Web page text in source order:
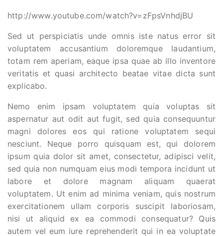
http://www.youtube.com/watch?v=zFpsVnhdjBU
Sed ut perspiciatis unde omnis iste natus error sit
voluptatem accusantium doloremque laudantium,
totam rem aperiam, eaque ipsa quae ab illo inventore
veritatis et quasi architecto beatae vitae dicta sunt
explicabo.
Nemo enim ipsam voluptatem quia voluptas sit
aspernatur aut odit aut fugit, sed quia consequuntur
magni dolores eos qui ratione voluptatem sequi
nesciunt. Neque porro quisquam est, qui dolorem
ipsum quia dolor sit amet, consectetur, adipisci velit,
sed quia non numquam eius modi tempora incidunt ut
labore et dolore magnam aliquam quaerat
voluptatem. Ut enim ad minima veniam, quis nostrum
exercitationem ullam corporis suscipit laboriosam,
nisi ut aliquid ex ea commodi consequatur? Quis
autem vel eum iure reprehenderit qui in ea voluptate